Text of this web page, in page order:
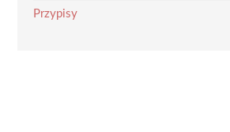
Przypisy